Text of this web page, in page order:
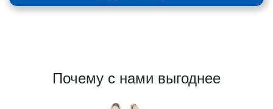
Почему с нами выгоднее